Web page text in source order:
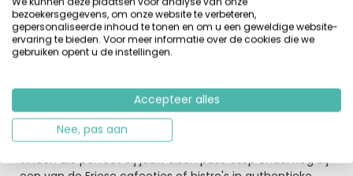
zo de Friese wateren op. Uiteraard kan je vanaf de
bungalow ook diverse watersporten beoefenen. Het
rustige water is perfect voor een kanotocht of een
middagje suppen.
Fietsen en Wandelen
Het vlakke landschap van Friesland is ideaal voor lange
fiets of wandeltochten voor alle leeftijden.
Gegarandeerd dat je hier een mooie fietstocht gaat
vinden die perfect bij jouw eisen past. Stop onderweg bij
bezoekersgegevens, om onze website te verbeteren,
gepersonaliseerde inhoud te tonen en om u een geweldige website-
ervaring te bieden. Voor meer informatie over de cookies die we
gebruiken opent u de instellingen.
Accepteer alles
Nee, pas aan